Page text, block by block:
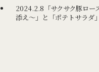
2024.2.8「サクサク豚ロー
添え～」と「ポテトサラダ